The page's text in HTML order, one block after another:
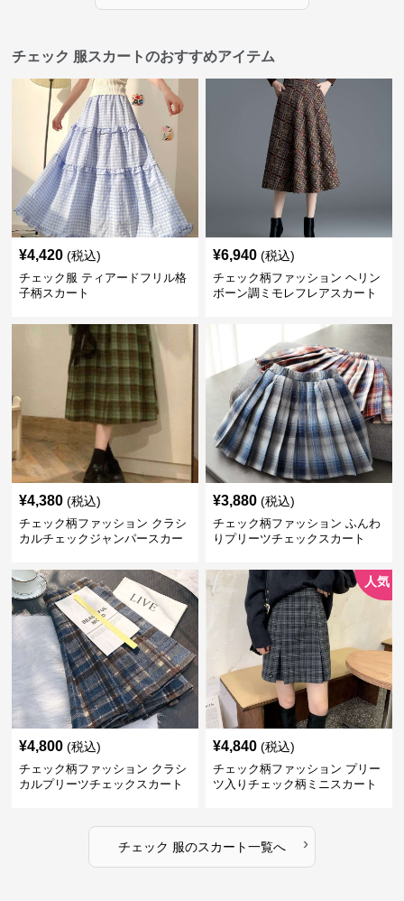
チェック 服スカートのおすすめアイテム
¥4,420 (税込)
チェック服 ティアードフリル格
子柄スカート
¥6,940 (税込)
チェック柄ファッション ヘリン
ボーン調ミモレフレアスカート
¥4,380 (税込)
チェック柄ファッション クラシ
カルチェックジャンパースカー
¥3,880 (税込)
チェック柄ファッション ふんわ
りプリーツチェックスカート
¥4,800 (税込)
チェック柄ファッション クラシ
カルプリーツチェックスカート
人気
¥4,840 (税込)
チェック柄ファッション プリー
ツ入りチェック柄ミニスカート
チェック 服のスカート一覧へ ›